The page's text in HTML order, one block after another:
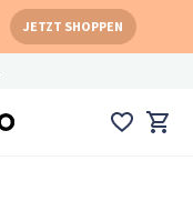
JETZT SHOPPEN